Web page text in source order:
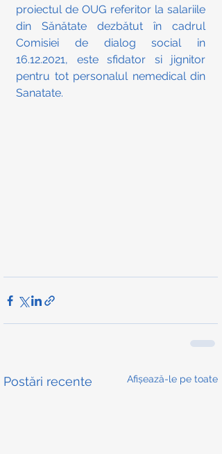
proiectul de OUG referitor la salariile
din Sănătate dezbătut în cadrul
Comisiei de dialog social in
16.12.2021, este sfidator si jignitor
pentru tot personalul nemedical din
Sanatate.
Postări recente Afișează-le pe toate